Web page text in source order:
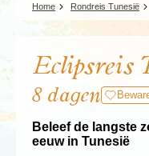
Home Rondreis Tunesië
Eclipsreis
8 dagen
Beleef de langste
eeuw in Tunesië